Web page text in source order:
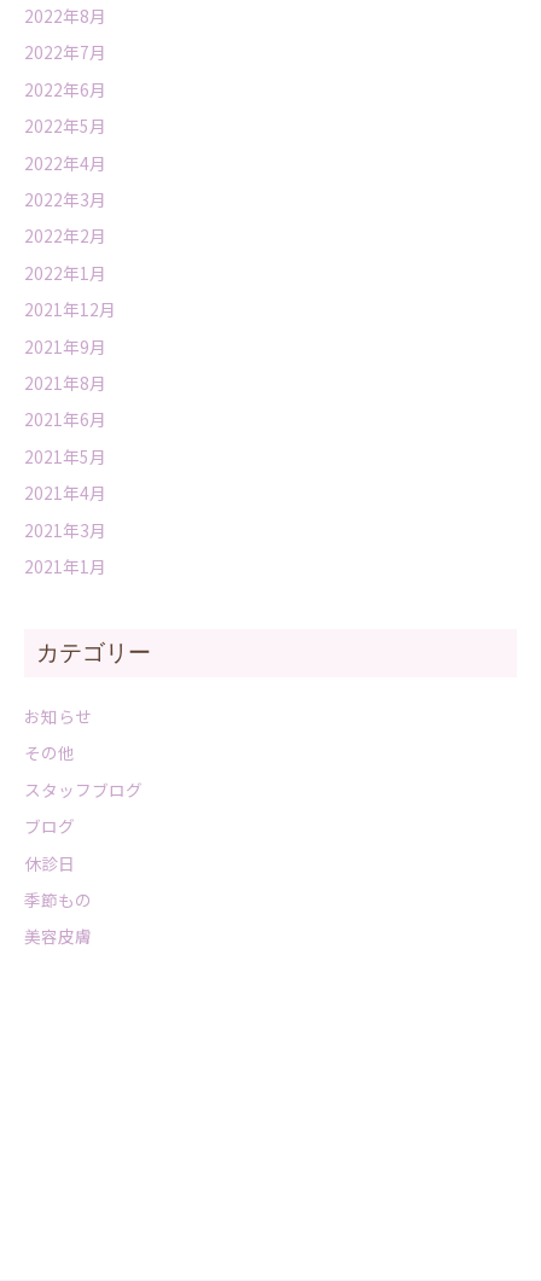
2022年8月
2022年7月
2022年6月
2022年5月
2022年4月
2022年3月
2022年2月
2022年1月
2021年12月
2021年9月
2021年8月
2021年6月
2021年5月
2021年4月
2021年3月
2021年1月
カテゴリー
お知らせ
その他
スタッフブログ
ブログ
休診日
季節もの
美容皮膚